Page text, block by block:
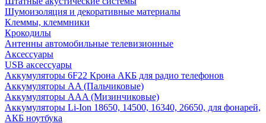
Шумоизоляция и декоративные материалы
Клеммы, клеммники
Крокодилы
Антенны автомобильные телевизионные
Аксессуары
USB аксессуары
Аккумуляторы 6F22 Крона АКБ для радио телефонов
Аккумуляторы AA (Пальчиковые)
Аккумуляторы AAA (Мизинчиковые)
Аккумуляторы Li-Ion 18650, 14500, 16340, 26650, для фонарей,
АКБ ноутбука